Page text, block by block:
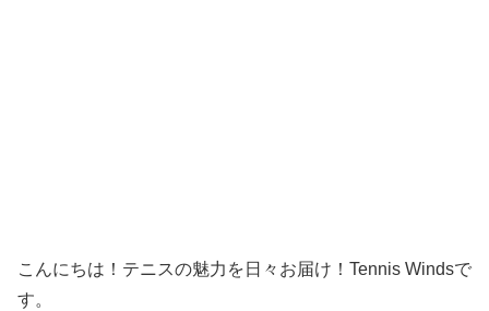
こんにちは！テニスの魅力を日々お届け！Tennis Windsで
す。